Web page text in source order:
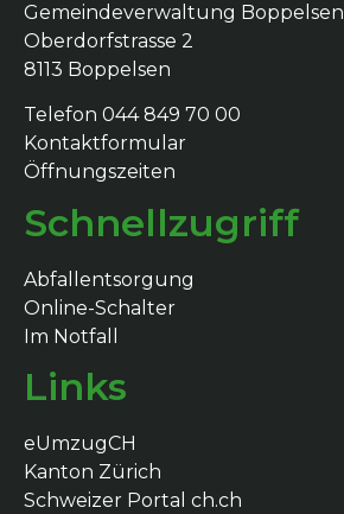
Gemeindeverwaltung Boppelsen
Oberdorfstrasse 2
8113 Boppelsen
Telefon 044 849 70 00
Kontaktformular
Öffnungszeiten
Schnellzugriff
Abfallentsorgung
Online-Schalter
Im Notfall
Links
eUmzugCH
Kanton Zürich
Schweizer Portal ch.ch